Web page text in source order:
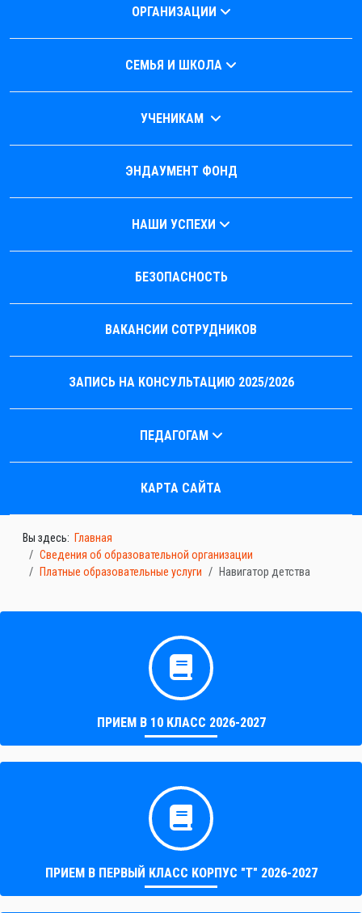
ОРГАНИЗАЦИИ
СЕМЬЯ И ШКОЛА
УЧЕНИКАМ
ЭНДАУМЕНТ ФОНД
НАШИ УСПЕХИ
БЕЗОПАСНОСТЬ
ВАКАНСИИ СОТРУДНИКОВ
ЗАПИСЬ НА КОНСУЛЬТАЦИЮ 2025/2026
ПЕДАГОГАМ
КАРТА САЙТА
Вы здесь: Главная
Сведения об образовательной организации
Платные образовательные услуги
Навигатор детства
ПРИЕМ В 10 КЛАСС 2026-2027
ПРИЕМ В ПЕРВЫЙ КЛАСС КОРПУС "Т" 2026-2027